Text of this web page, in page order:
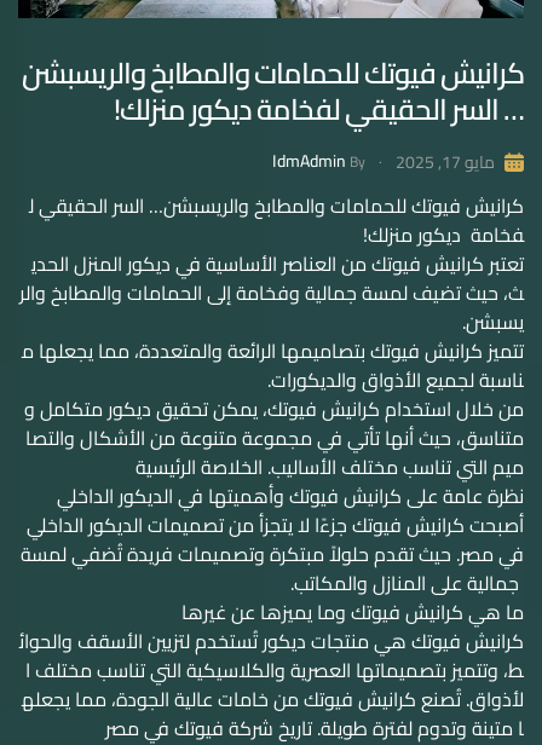
كرانيش فيوتك للحمامات والمطابخ والريسبشن
… السر الحقيقي لفخامة ديكور منزلك!
مايو 17, 2025 By
IdmAdmin
كرانيش فيوتك للحمامات والمطابخ والريسبشن… السر الحقيقي ل
فخامة ديكور منزلك!
تعتبر كرانيش فيوتك من العناصر الأساسية في ديكور المنزل الحدي
ث، حيث تضيف لمسة جمالية وفخامة إلى الحمامات والمطابخ والر
يسبشن.
تتميز كرانيش فيوتك بتصاميمها الرائعة والمتعددة، مما يجعلها م
ناسبة لجميع الأذواق والديكورات.
من خلال استخدام كرانيش فيوتك، يمكن تحقيق ديكور متكامل و
متناسق، حيث أنها تأتي في مجموعة متنوعة من الأشكال والتصا
ميم التي تناسب مختلف الأساليب. الخلاصة الرئيسية
نظرة عامة على كرانيش فيوتك وأهميتها في الديكور الداخلي
أصبحت كرانيش فيوتك جزءًا لا يتجزأ من تصميمات الديكور الداخلي
في مصر. حيث تقدم حلولاً مبتكرة وتصميمات فريدة تُضفي لمسة
جمالية على المنازل والمكاتب.
ما هي كرانيش فيوتك وما يميزها عن غيرها
كرانيش فيوتك هي منتجات ديكور تُستخدم لتزيين الأسقف والحوائ
ط، وتتميز بتصميماتها العصرية والكلاسيكية التي تناسب مختلف ا
لأذواق. تُصنع كرانيش فيوتك من خامات عالية الجودة، مما يجعله
ا متينة وتدوم لفترة طويلة. تاريخ شركة فيوتك في مصر